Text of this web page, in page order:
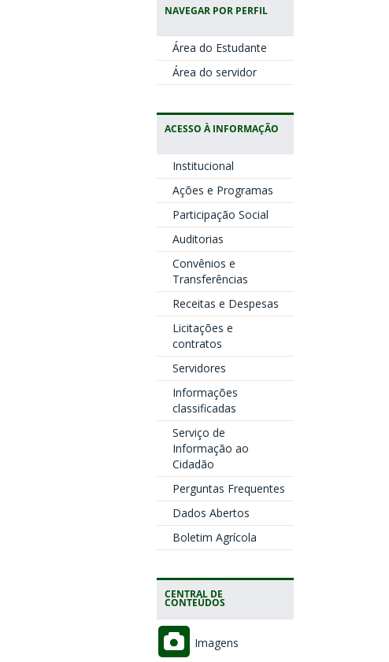
NAVEGAR POR PERFIL
Área do Estudante
Área do servidor
ACESSO À INFORMAÇÃO
Institucional
Ações e Programas
Participação Social
Auditorias
Convênios e
Transferências
Receitas e Despesas
Licitações e
contratos
Servidores
Informações
classificadas
Serviço de
Informação ao
Cidadão
Perguntas Frequentes
Dados Abertos
Boletim Agrícola
CENTRAL DE
CONTEÚDOS
Imagens